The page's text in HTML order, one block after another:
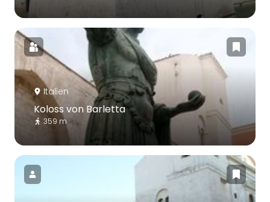
Italien
Koloss von Barletta
359 m